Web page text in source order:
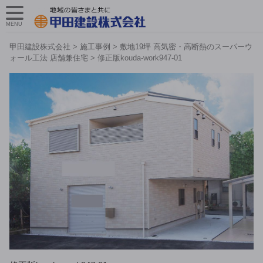
甲田建設株式会社 > 施工事例 > 敷地19坪 高気密・高断熱のスーパーウ
ォール工法 店舗兼住宅 > 修正版kouda-work947-01
MENU